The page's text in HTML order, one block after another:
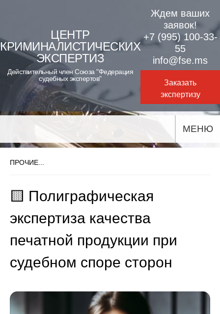
content
ЦЕНТР
КРИМИНАЛИСТИЧЕСКИХ
ЭКСПЕРТИЗ
Действительный член Союза "Федерация
судебных экспертов"
Ждем ваших
заявок!
+7 (995) 100-33-
55
info@fse.ms
Заказать
экспертизу
МЕНЮ
ПРОЧИЕ...
🟨 Полиграфическая
экспертиза качества
печатной продукции при
судебном споре сторон